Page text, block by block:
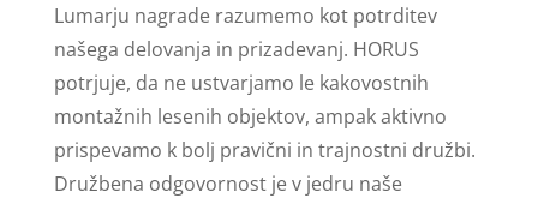
Lumarju nagrade razumemo kot potrditev
našega delovanja in prizadevanj. HORUS
potrjuje, da ne ustvarjamo le kakovostnih
montažnih lesenih objektov, ampak aktivno
prispevamo k bolj pravični in trajnostni družbi.
Družbena odgovornost je v jedru naše